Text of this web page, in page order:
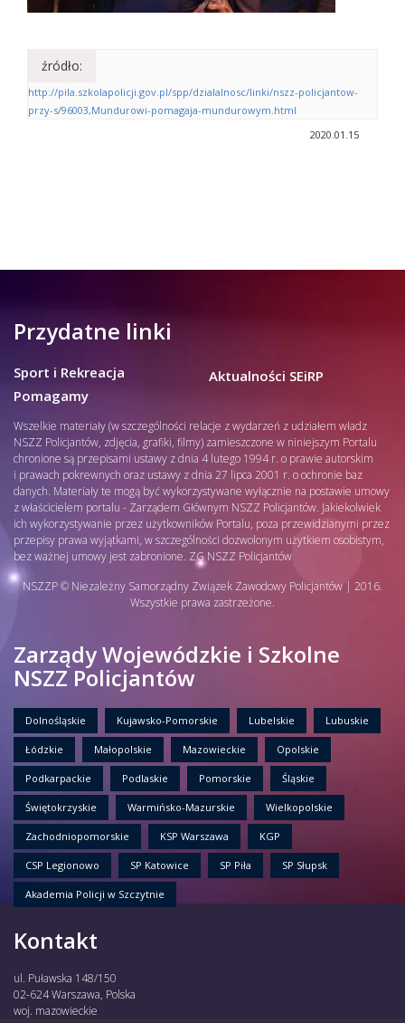
źródło:
http://pila.szkolapolicji.gov.pl/spp/dzialalnosc/linki/nszz-policjantow-
przy-s/96003,Mundurowi-pomagaja-mundurowym.html
2020.01.15
Przydatne linki
Sport i Rekreacja
Pomagamy
Aktualności SEiRP
Wszelkie materiały (w szczególności relacje z wydarzeń z udziałem władz
NSZZ Policjantów, zdjęcia, grafiki, filmy) zamieszczone w niniejszym Portalu
chronione są przepisami ustawy z dnia 4 lutego 1994 r. o prawie autorskim
i prawach pokrewnych oraz ustawy z dnia 27 lipca 2001 r. o ochronie baz
danych. Materiały te mogą być wykorzystywane wyłącznie na postawie umowy
z właścicielem portalu - Zarządem Głównym NSZZ Policjantów. Jakiekolwiek
ich wykorzystywanie przez użytkowników Portalu, poza przewidzianymi przez
przepisy prawa wyjątkami, w szczególności dozwolonym użytkiem osobistym,
bez ważnej umowy jest zabronione. ZG NSZZ Policjantów
NSZZP © Niezależny Samorządny Związek Zawodowy Policjantów | 2016.
Wszystkie prawa zastrzeżone.
Zarządy Wojewódzkie i Szkolne
NSZZ Policjantów
Dolnośląskie Kujawsko-Pomorskie Lubelskie Lubuskie
Łódzkie Małopolskie Mazowieckie Opolskie
Podkarpackie Podlaskie Pomorskie Śląskie
Świętokrzyskie Warmińsko-Mazurskie Wielkopolskie
Zachodniopomorskie KSP Warszawa KGP
CSP Legionowo SP Katowice SP Piła SP Słupsk
Akademia Policji w Szczytnie
Kontakt
ul. Puławska 148/150
02-624 Warszawa, Polska
woj. mazowieckie